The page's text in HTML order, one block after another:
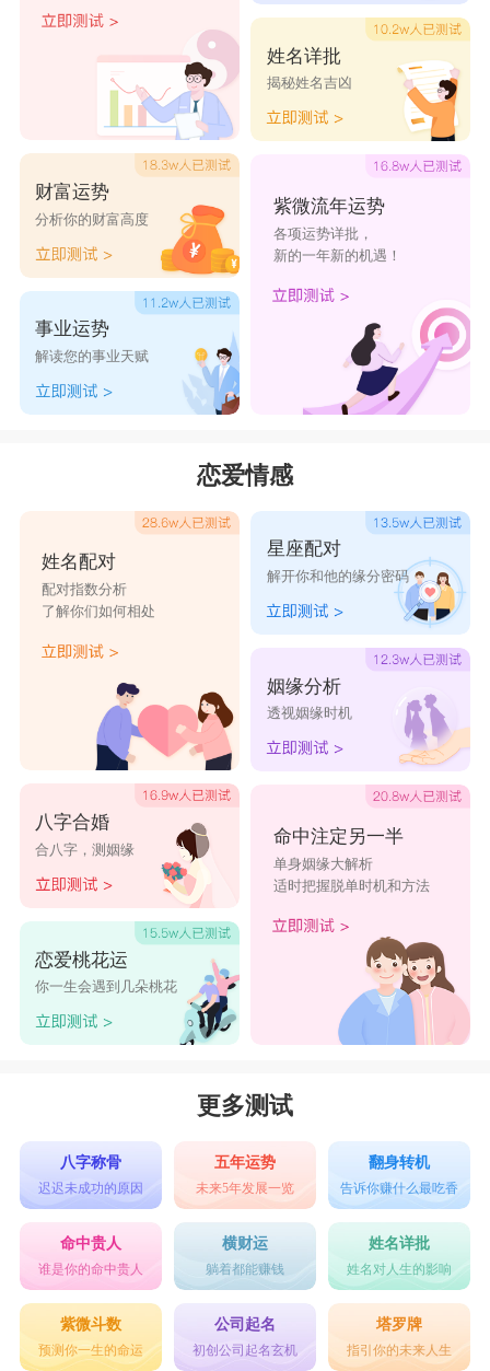
林瑜凡 林丹荔 林宏文
林朝懿 林海宏 林殷行 林冀煊
林梓坤 林秉坤 林淳虎 林祺钧
财富运势
分析你的财富高度
事业运势
解读您的事业天赋
姓名详批
揭秘姓名吉凶
紫微流年运势
各项运势详批，
新的一年新的机遇！
恋爱情感
姓名配对
配对指数分析
了解你们如何相处
八字合婚
合八字，测姻缘
恋爱桃花运
你一生会遇到几朵桃花
星座配对
解开你和他的缘分密码
姻缘分析
透视姻缘时机
命中注定另一半
单身姻缘大解析
适时把握脱单时机和方法
更多测试
八字称骨
迟迟未成功的原因
五年运势
未来5年发展一览
翻身转机
告诉你赚什么最吃香
命中贵人
谁是你的命中贵人
横财运
躺着都能赚钱
姓名详批
姓名对人生的影响
紫微斗数
预测你一生的命运
公司起名
初创公司起名玄机
塔罗牌
指引你的未来人生